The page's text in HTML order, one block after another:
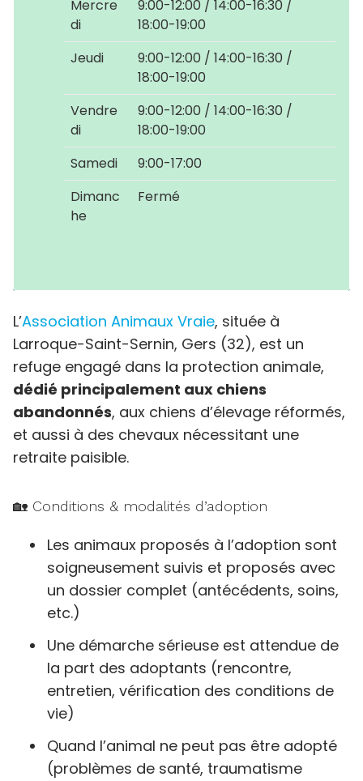
Mercre
di
9:00-12:00 / 14:00-16:30 /
18:00-19:00
Jeudi
9:00-12:00 / 14:00-16:30 /
18:00-19:00
Vendre
di
9:00-12:00 / 14:00-16:30 /
18:00-19:00
Samedi
9:00-17:00
Dimanc
he
Fermé
L’Association Animaux Vraie, située à
Larroque-Saint-Sernin, Gers (32), est un
refuge engagé dans la protection animale,
dédié principalement aux chiens
abandonnés, aux chiens d’élevage réformés,
et aussi à des chevaux nécessitant une
retraite paisible.
🏡 Conditions & modalités d’adoption
Les animaux proposés à l’adoption sont
soigneusement suivis et proposés avec
un dossier complet (antécédents, soins,
etc.)
Une démarche sérieuse est attendue de
la part des adoptants (rencontre,
entretien, vérification des conditions de
vie)
Quand l’animal ne peut pas être adopté
(problèmes de santé, traumatisme